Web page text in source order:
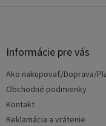
Informácie pre vás
Ako nakupovať/Doprava/
Obchodné podmienky
Kontakt
Reklamácia a vrátenie